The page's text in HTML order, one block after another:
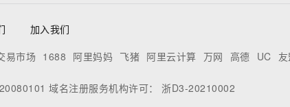
加入我们
易市场 1688 阿里妈妈 飞猪 阿里云计算 万网 高德 UC
域名注册服务机构许可： 浙D3-20210002